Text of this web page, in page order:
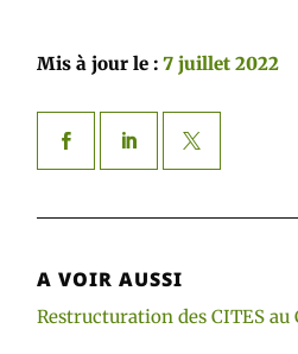
Mis à jour le :7 juillet 2022
A VOIR AUSSI
Restructuration des CITES au